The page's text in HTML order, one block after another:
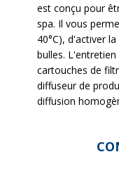
est conçu pour
spa. Il vous
40°C), d'activer
bulles.
cartouches de
diffuseur de
diffusion